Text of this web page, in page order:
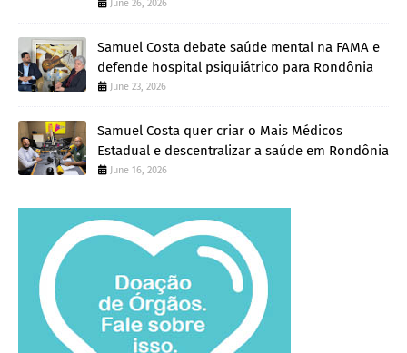
June 26, 2026
Samuel Costa debate saúde mental na FAMA e
defende hospital psiquiátrico para Rondônia
June 23, 2026
Samuel Costa quer criar o Mais Médicos
Estadual e descentralizar a saúde em Rondônia
June 16, 2026